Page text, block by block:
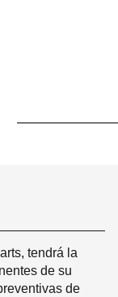
tendrá la
de su
de